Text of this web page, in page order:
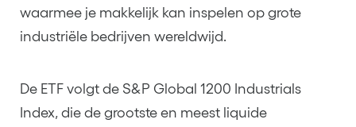
waarmee je makkelijk kan inspelen op grote
industriële bedrijven wereldwijd.
De ETF volgt de S&P Global 1200 Industrials
Index, die de grootste en meest liquide